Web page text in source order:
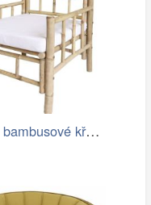
Přírodní bambusové křeslo Bamboo Lyon -…